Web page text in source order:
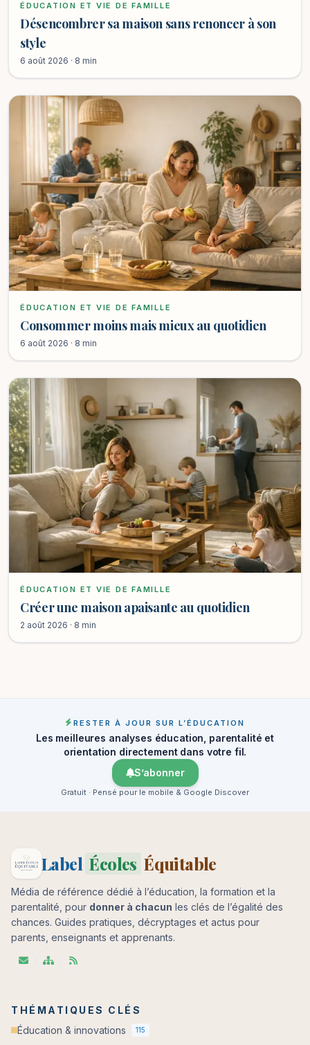
ÉDUCATION ET VIE DE FAMILLE
Désencombrer sa maison sans renoncer à son
style
6 août 2026 · 8 min
ÉDUCATION ET VIE DE FAMILLE
Consommer moins mais mieux au quotidien
6 août 2026 · 8 min
ÉDUCATION ET VIE DE FAMILLE
Créer une maison apaisante au quotidien
2 août 2026 · 8 min
RESTER À JOUR SUR L’ÉDUCATION
Les meilleures analyses éducation, parentalité et
orientation directement dans votre fil.
S’abonner
Gratuit · Pensé pour le mobile & Google Discover
Label Écoles Équitable
Média de référence dédié à l’éducation, la formation et la
parentalité, pour donner à chacun les clés de l’égalité des
chances. Guides pratiques, décryptages et actus pour
parents, enseignants et apprenants.
THÉMATIQUES CLÉS
Éducation & innovations
115